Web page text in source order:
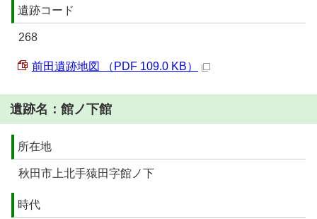
遺跡コード
268
前田遺跡地図 （PDF 109.0 KB）
遺跡名：館ノ下館
所在地
秋田市上北手猿田字館ノ下
時代